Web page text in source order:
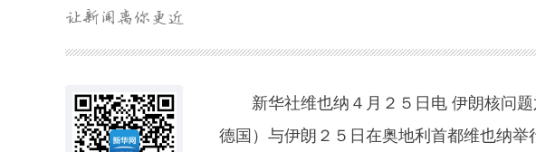
新华社维也纳４月２５日电 伊朗核问题
德国）与伊朗２５日在奥地利首都维也纳